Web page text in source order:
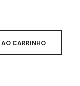
CARRINHO